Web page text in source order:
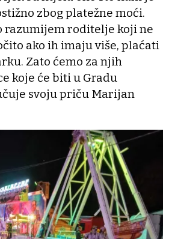
zbog platežne moći.
razumijem roditelje koji ne
ako ih imaju više, plaćati
Zato ćemo za njih
koje će biti u Gradu
svoju priču Marijan